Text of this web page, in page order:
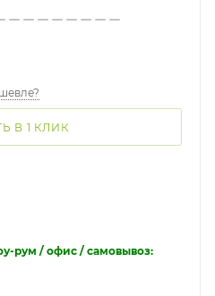
В 1 КЛИК
рум / офис / самовывоз: